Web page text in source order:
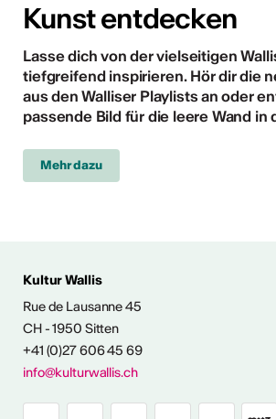
Kunst entdecken
Lasse dich von der vielseitigen
tiefgreifend inspirieren. Hör dir die
aus den Walliser Playlists an oder
passende Bild für die leere Wand in
Mehr dazu
Kultur Wallis
Rue de Lausanne 45
CH - 1950 Sitten
+41 (0)27 606 45 69
info@kulturwallis.ch